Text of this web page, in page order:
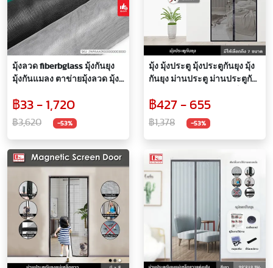
มุ้งลวด fiberbglass มุ้งกันยุง
มุ้งกันแมลง ตาข่ายมุ้งลวด มุ้ง
฿33 - 1,720
฿3,620 -53%
มุ้ง มุ้งประตู มุ้งประตูกันยุง มุ้ง
กันยุง ม่านประตู ม่านประตูกัน
เบอร์กลาส ไม่ขาดง่าย ปิด
อัตโนมัติ
฿427 - 655
฿1,378 -53%